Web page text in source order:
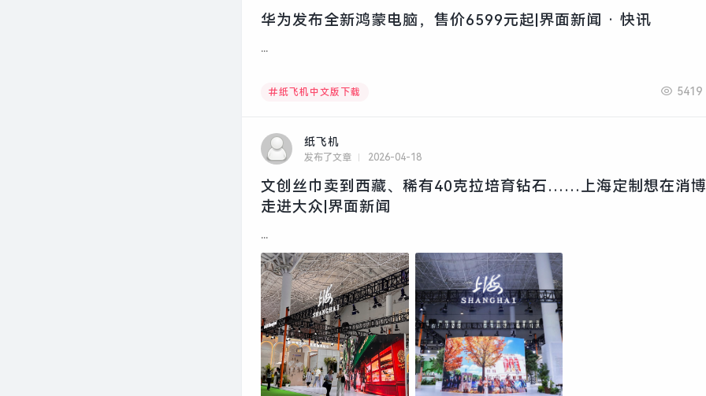
华为发布全新鸿蒙电脑，售价6599元起|界面新闻 · 快讯
...
纸飞机中文版下载 5419
纸飞机
发布了文章 2026-04-18
文创丝巾卖到西藏、稀有40克拉培育钻石……上海定制想在消
走进大众|界面新闻
...